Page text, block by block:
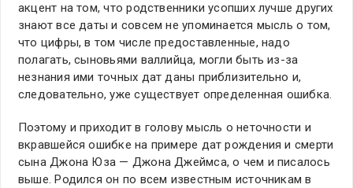
акцент на том, что родственники усопших лучше других
знают все даты и совсем не упоминается мысль о том,
что цифры, в том числе предоставленные, надо
полагать, сыновьями валлийца, могли быть из-за
незнания ими точных дат даны приблизительно и,
следовательно, уже существует определенная ошибка.
Поэтому и приходит в голову мысль о неточности и
вкравшейся ошибке на примере дат рождения и смерти
сына Джона Юза — Джона Джеймса, о чем и писалось
выше. Родился он по всем известным источникам в